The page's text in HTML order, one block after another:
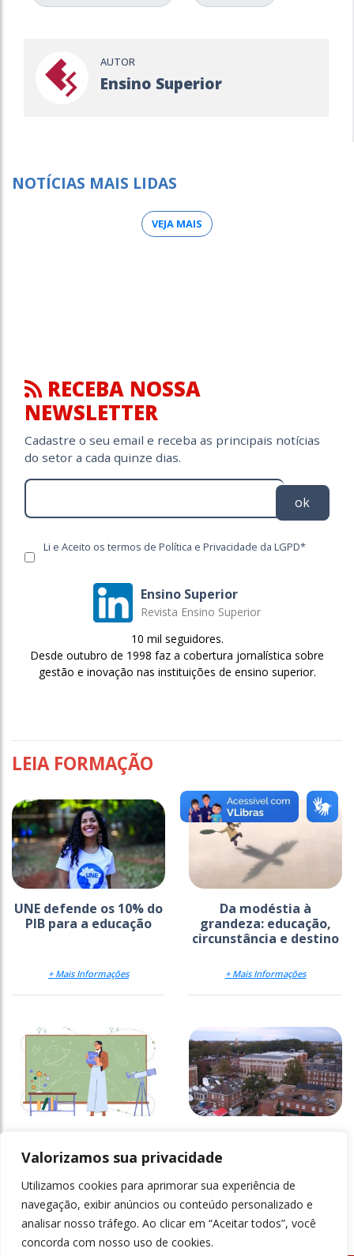
Valorizamos sua privacidade
Utilizamos cookies para aprimorar sua experiência de
navegação, exibir anúncios ou conteúdo personalizado e
analisar nosso tráfego. Ao clicar em “Aceitar todos”, você
concorda com nosso uso de cookies.
AUTOR
Ensino Superior
NOTÍCIAS MAIS LIDAS
VEJA MAIS
RECEBA NOSSA
NEWSLETTER
Cadastre o seu email e receba as principais notícias
do setor a cada quinze dias.
ok
Li e Aceito os termos de Política e Privacidade da LGPD*
Ensino Superior
Revista Ensino Superior
10 mil seguidores.
Desde outubro de 1998 faz a cobertura jornalística sobre
gestão e inovação nas instituições de ensino superior.
LEIA FORMAÇÃO
UNE defende os 10% do
PIB para a educação
+ Mais Informações
Da modéstia à
grandeza: educação,
circunstância e destino
+ Mais Informações
empregabilidade nas
licenciaturas
+ Mais Informações
desmantelam
programas de equidade
+ Mais Informações